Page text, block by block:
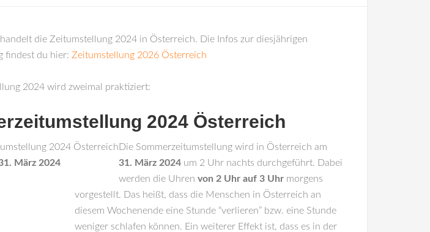
die Zeitumstellung 2024 in Österreich. Die Infos zur diesjährigen
findest du hier: Zeitumstellung 2026 Österreich
2024 wird zweimal praktiziert:
2024 Österreich
März 2024
Die Sommerzeitumstellung wird in Österreich am
31. März 2024 um 2 Uhr nachts durchgeführt. Dabei
werden die Uhren von 2 Uhr auf 3 Uhr morgens
vorgestellt. Das heißt, dass die Menschen in Österreich an
diesem Wochenende eine Stunde “verlieren” bzw. eine Stunde
weniger schlafen können. Ein weiterer Effekt ist, dass es in der